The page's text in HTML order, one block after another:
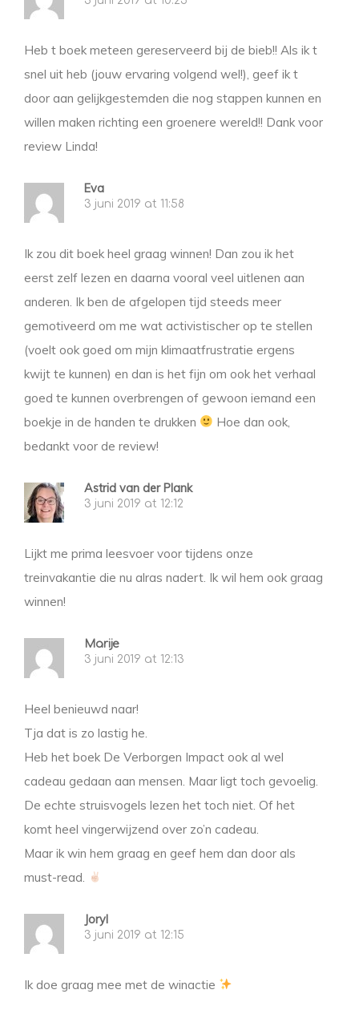
Heb t boek meteen gereserveerd bij de bieb!! Als ik t
snel uit heb (jouw ervaring volgend wel!), geef ik t
door aan gelijkgestemden die nog stappen kunnen en
willen maken richting een groenere wereld!! Dank voor
review Linda!
Eva
3 juni 2019 at 11:58
Ik zou dit boek heel graag winnen! Dan zou ik het
eerst zelf lezen en daarna vooral veel uitlenen aan
anderen. Ik ben de afgelopen tijd steeds meer
gemotiveerd om me wat activistischer op te stellen
(voelt ook goed om mijn klimaatfrustratie ergens
kwijt te kunnen) en dan is het fijn om ook het verhaal
goed te kunnen overbrengen of gewoon iemand een
boekje in de handen te drukken
Hoe dan ook,
bedankt voor de review!
Astrid van der Plank
3 juni 2019 at 12:12
Lijkt me prima leesvoer voor tijdens onze
treinvakantie die nu alras nadert. Ik wil hem ook graag
winnen!
Marije
3 juni 2019 at 12:13
Heel benieuwd naar!
Tja dat is zo lastig he.
Heb het boek De Verborgen Impact ook al wel
cadeau gedaan aan mensen. Maar ligt toch gevoelig.
De echte struisvogels lezen het toch niet. Of het
komt heel vingerwijzend over zo’n cadeau.
Maar ik win hem graag en geef hem dan door als
must-read.
Joryl
3 juni 2019 at 12:15
Ik doe graag mee met de winactie